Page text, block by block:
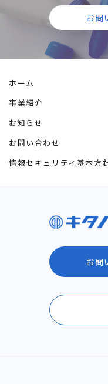
お問
ホーム
事業紹介
お知らせ
お問い合わせ
情報セキュリティ基本方
お問